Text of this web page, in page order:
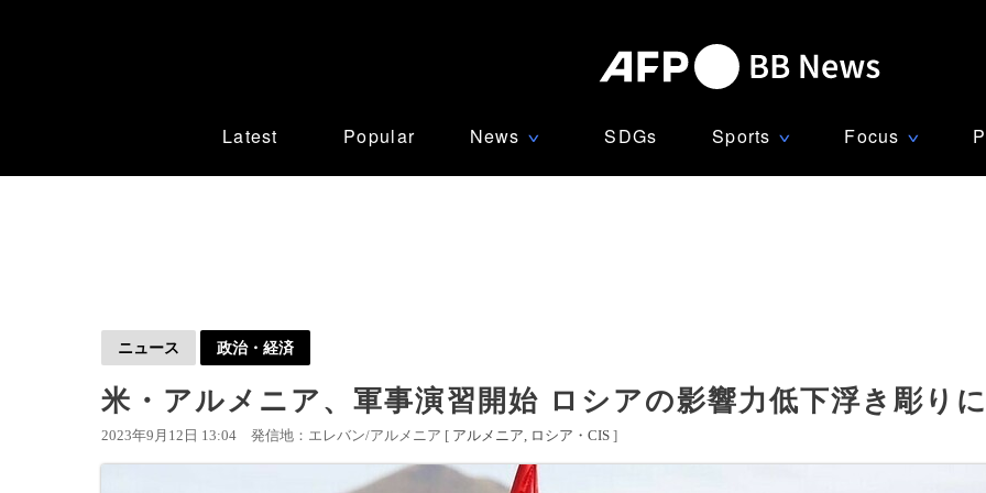
Latest Popular News ∨ SDGs Sports ∨ Focus ∨
ニュース 政治・経済
米・アルメニア、軍事演習開始 ロシアの影響力低下浮き彫りに
2023年9月12日 13:04 発信地：エレバン/アルメニア [ アルメニア ロシア・CIS ]